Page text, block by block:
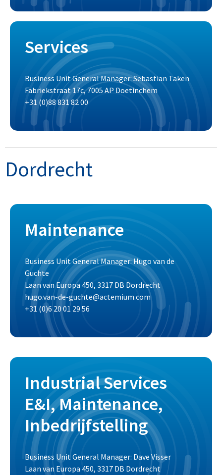
Services
Business Unit General Manager: Sebastian Taken
Fabriekstraat 17c, 7005 AP Doetinchem
+31 (0)88 831 82 00
Dordrecht
Maintenance
Business Unit General Manager: Hugo van de
Guchte
Laan van Europa 450, 3317 DB Dordrecht
hugo.van-de-guchte@actemium.com
+31 (0)6 20 01 29 56
Industrial Services
E&I, Maintenance,
Inbedrijfstelling
Business Unit General Manager: Dave Visser
Laan van Europa 450, 3317 DB Dordrecht